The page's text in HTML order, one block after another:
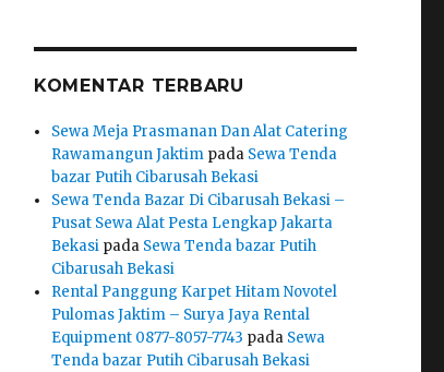
KOMENTAR TERBARU
Sewa Meja Prasmanan Dan Alat Catering
Rawamangun Jaktim pada Sewa Tenda
bazar Putih Cibarusah Bekasi
Sewa Tenda Bazar Di Cibarusah Bekasi –
Pusat Sewa Alat Pesta Lengkap Jakarta
Bekasi pada Sewa Tenda bazar Putih
Cibarusah Bekasi
Rental Panggung Karpet Hitam Novotel
Pulomas Jaktim – Surya Jaya Rental
Equipment 0877-8057-7743 pada Sewa
Tenda bazar Putih Cibarusah Bekasi